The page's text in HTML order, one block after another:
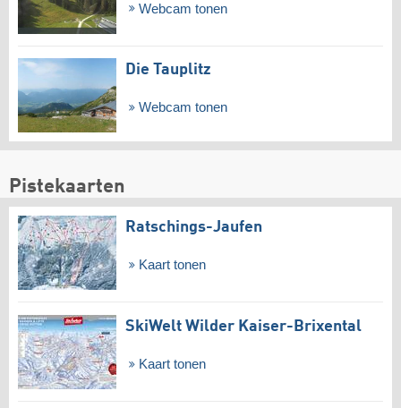
Webcam tonen
Die Tauplitz
Webcam tonen
Pistekaarten
Ratschings-Jaufen
Kaart tonen
SkiWelt Wilder Kaiser-Brixental
Kaart tonen